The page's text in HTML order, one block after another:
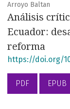
Arroyo Baltan
Análisis
Ecuador:
reforma
https://doi.org/
PDF EPUB